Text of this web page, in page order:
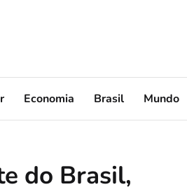
Economia Brasil Mundo
do Brasil,